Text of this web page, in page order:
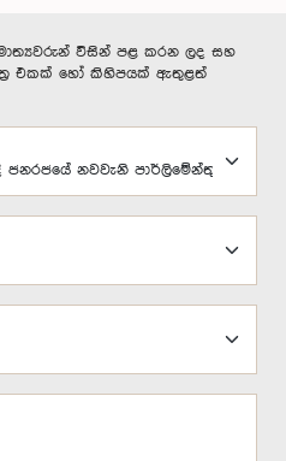
විසින් පළ කරන ලද සහ
එකක් හෝ කිහිපයක් ඇතුළත්